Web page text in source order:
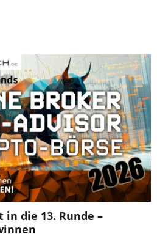
die 13. Runde –